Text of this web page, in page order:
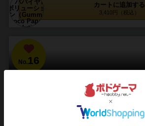
カートに追加する
3,410円（税込）
No. 16
Saga